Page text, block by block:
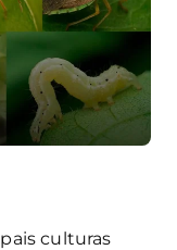
culturas